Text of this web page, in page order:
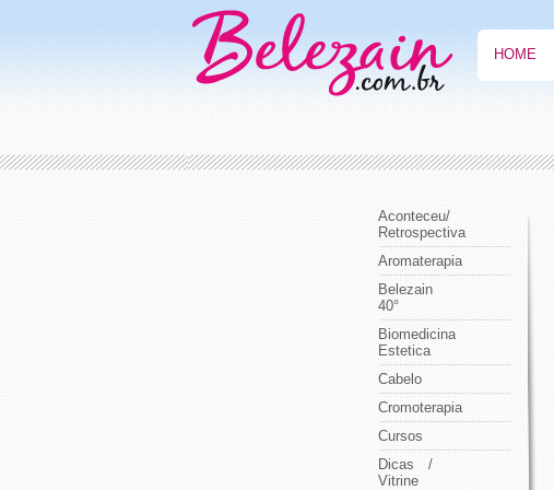
HOME
Aconteceu/
Retrospectiva
Aromaterapia
Belezain
40°
Biomedicina
Estetica
Cabelo
Cromoterapia
Cursos
Dicas /
Vitrine